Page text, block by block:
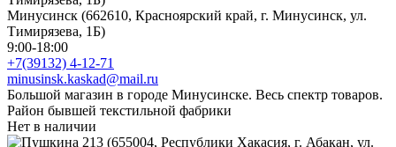
Минусинск (662610, Красноярский край, г. Минусинск, ул.
Тимирязева, 1Б)
9:00-18:00
+7(39132) 4-12-71
minusinsk.kaskad@mail.ru
Большой магазин в городе Минусинске. Весь спектр товаров.
Район бывшей текстильной фабрики
Нет в наличии